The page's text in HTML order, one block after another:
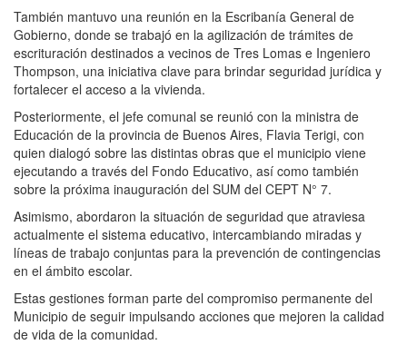
También mantuvo una reunión en la Escribanía General de
Gobierno, donde se trabajó en la agilización de trámites de
escrituración destinados a vecinos de Tres Lomas e Ingeniero
Thompson, una iniciativa clave para brindar seguridad jurídica y
fortalecer el acceso a la vivienda.
Posteriormente, el jefe comunal se reunió con la ministra de
Educación de la provincia de Buenos Aires, Flavia Terigi, con
quien dialogó sobre las distintas obras que el municipio viene
ejecutando a través del Fondo Educativo, así como también
sobre la próxima inauguración del SUM del CEPT N° 7.
Asimismo, abordaron la situación de seguridad que atraviesa
actualmente el sistema educativo, intercambiando miradas y
líneas de trabajo conjuntas para la prevención de contingencias
en el ámbito escolar.
Estas gestiones forman parte del compromiso permanente del
Municipio de seguir impulsando acciones que mejoren la calidad
de vida de la comunidad.